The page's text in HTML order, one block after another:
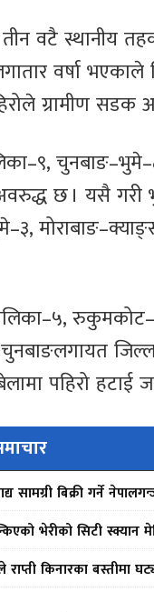
वटै स्थानीय
वर्षा
ग्रामीण सडक
छ । यसै गरी
पहिरो हटाई
सामग्री बिक्री गर्ने
भेरीको सिटी स्क्यान
किनारका बस्तीमा